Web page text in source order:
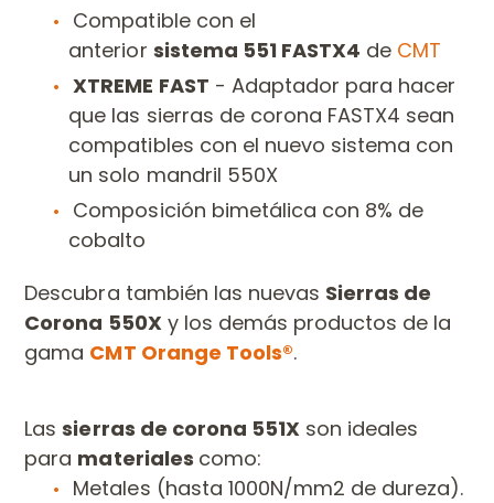
Compatiblecon el
anterior sistema 551 FASTX4 de CMT
XTREME FAST - Adaptador para hacer
que las sierras de corona FASTX4 sean
compatibles con el nuevo sistema con
un solo mandril 550X
Composición bimetálica con 8% de
cobalto
Descubra también las nuevas Sierras de
Corona 550Xy los demás productos de la
gama CMT Orange Tools®.
Lassierras de corona 551Xson ideales
para materiales como:
Metales (hasta 1000N/mm2 de dureza).